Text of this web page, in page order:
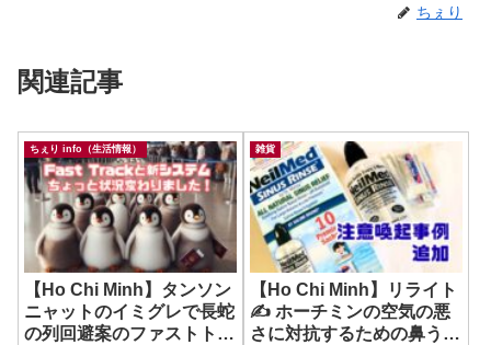
ちぇり
関連記事
ちぇり info（生活情報）
【Ho Chi Minh】タンソン
ニャットのイミグレで長蛇
の列回避案のファストトラ
雑貨
【Ho Chi Minh】リライト
✍️ ホーチミンの空気の悪
さに対抗するための鼻うが